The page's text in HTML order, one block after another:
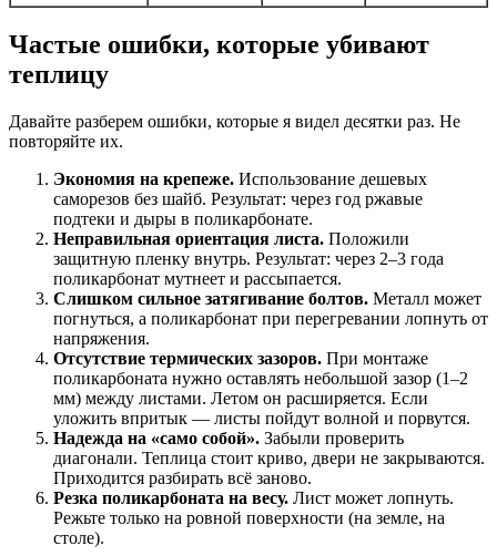
Частые ошибки, которые убивают
теплицу
Давайте разберем ошибки, которые я видел десятки раз. Не
повторяйте их.
Экономия на крепеже. Использование дешевых
саморезов без шайб. Результат: через год ржавые
подтеки и дыры в поликарбонате.
Неправильная ориентация листа. Положили
защитную пленку внутрь. Результат: через 2–3 года
поликарбонат мутнеет и рассыпается.
Слишком сильное затягивание болтов. Металл может
погнуться, а поликарбонат при перегревании лопнуть от
напряжения.
Отсутствие термических зазоров. При монтаже
поликарбоната нужно оставлять небольшой зазор (1–2
мм) между листами. Летом он расширяется. Если
уложить впритык — листы пойдут волной и порвутся.
Надежда на «само собой». Забыли проверить
диагонали. Теплица стоит криво, двери не закрываются.
Приходится разбирать всё заново.
Резка поликарбоната на весу. Лист может лопнуть.
Режьте только на ровной поверхности (на земле, на
столе).